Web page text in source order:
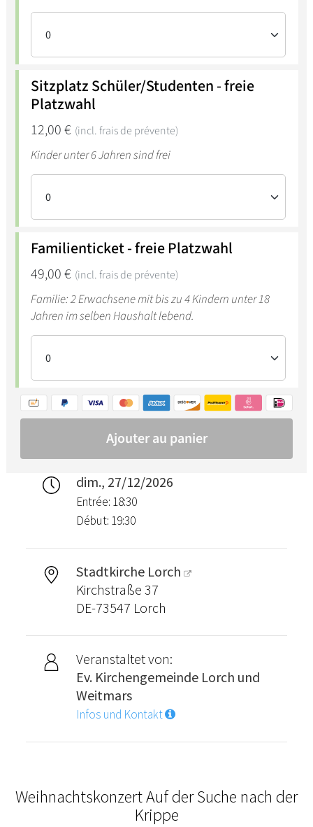
dim., 27/12/2026
Entrée: 18:30
Début: 19:30
Stadtkirche Lorch
Kirchstraße 37
DE-73547 Lorch
Veranstaltet von:
Ev. Kirchengemeinde Lorch und
Weitmars
Infos und Kontakt
Weihnachtskonzert Auf der Suche nach der
Krippe